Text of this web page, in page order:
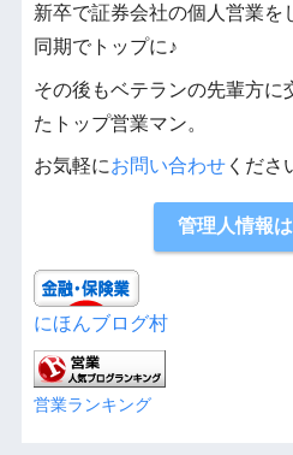
新卒で証券会社の個人営業を
同期でトップに♪
その後もベテランの先輩方に
たトップ営業マン。
お気軽にお問い合わせくださ
管理人情報
にほんブログ村
営業ランキング